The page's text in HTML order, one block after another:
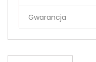
Gwarancja